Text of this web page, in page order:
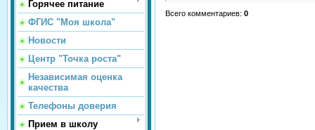
Горячее питание
ФГИС "Моя школа"
Новости
Центр "Точка роста"
Независимая оценка
качества
Телефоны доверия
Прием в школу
Всего комментариев: 0